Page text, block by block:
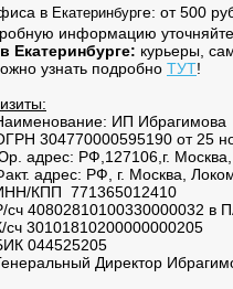
в Екатеринбурге: от 500
информацию
Екатеринбурге: курьеры,
узнать подробно ТУТ!
ИП Ибрагимова
от 25
РФ,127106,г. Москва,
РФ, г. Москва,
771365012410
в
Директор